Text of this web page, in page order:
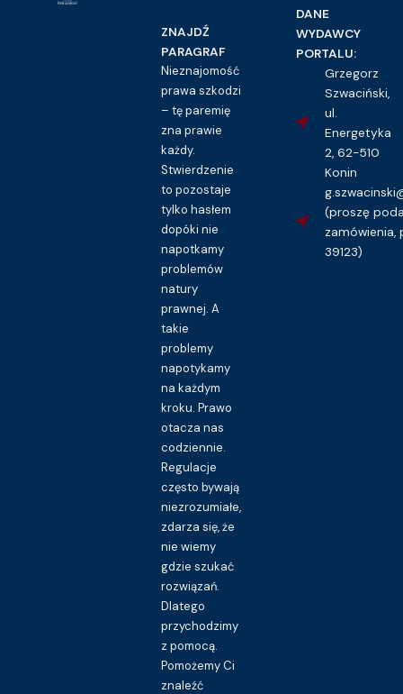
ZNAJDŹ
PARAGRAF
Nieznajomość
prawa szkodzi
– tę paremię
zna prawie
każdy.
Stwierdzenie
to pozostaje
tylko hasłem
dopóki nie
napotkamy
problemów
natury
prawnej. A
takie
problemy
napotykamy
na każdym
kroku. Prawo
otacza nas
codziennie.
Regulacje
często bywają
niezrozumiałe,
zdarza się, że
nie wiemy
gdzie szukać
rozwiązań.
Dlatego
przychodzimy
z pomocą.
Pomożemy Ci
znaleźć
DANE
WYDAWCY
PORTALU:
Grzegorz
Szwaciński,
ul.
Energetyka
2, 62-510
Konin
(proszę
zamówienia,
39123)